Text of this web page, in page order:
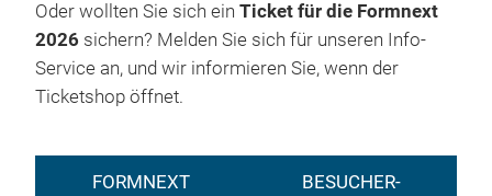
Oder wollten Sie sich ein Ticket für die Formnext
2026 sichern? Melden Sie sich für unseren Info-
Service an, und wir informieren Sie, wenn der
Ticketshop öffnet.
FORMNEXT
BESUCHER-